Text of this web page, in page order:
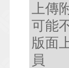
上傳
可能
版面
員